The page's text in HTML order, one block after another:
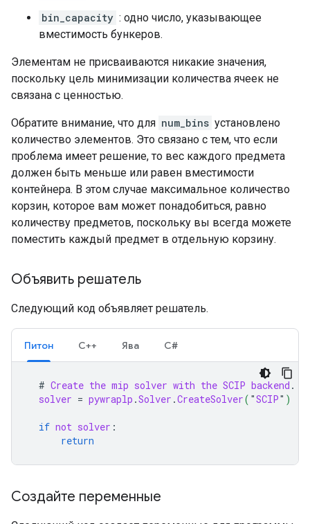
bin_capacity : одно число, указывающее
вместимость бункеров.
Элементам не присваиваются никакие значения,
поскольку цель минимизации количества ячеек не
связана с ценностью.
Обратите внимание, что для num_bins установлено
количество элементов. Это связано с тем, что если
проблема имеет решение, то вес каждого предмета
должен быть меньше или равен вместимости
контейнера. В этом случае максимальное количество
корзин, которое вам может понадобиться, равно
количеству предметов, поскольку вы всегда можете
поместить каждый предмет в отдельную корзину.
Объявить решатель
Следующий код объявляет решатель.
Питон С++ Ява С#
# Create the mip solver with the SCIP backend
solver = pywraplp .Solver .CreateSolver( "SCIP" )
if not solver
return
Создайте переменные